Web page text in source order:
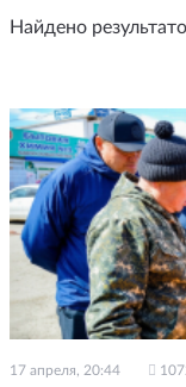
Найдено
17 апреля, 20:44